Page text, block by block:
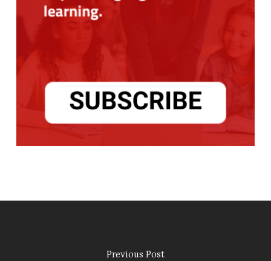
Previous Post